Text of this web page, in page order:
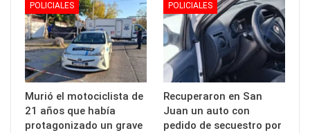
POLICIALES
Murió el motociclista de
21 años que había
protagonizado un grave
POLICIALES
Recuperaron en San
Juan un auto con
pedido de secuestro por